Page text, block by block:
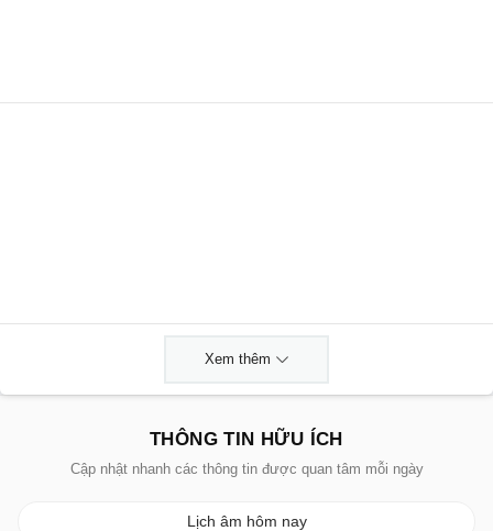
Xem thêm
THÔNG TIN HỮU ÍCH
Cập nhật nhanh các thông tin được quan tâm mỗi ngày
Lịch âm hôm nay